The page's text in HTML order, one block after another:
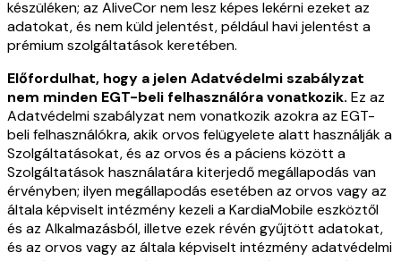
készüléken; az AliveCor nem lesz képes lekérni ezeket az
adatokat, és nem küld jelentést, például havi jelentést a
prémium szolgáltatások keretében.
Előfordulhat, hogy a jelen Adatvédelmi szabályzat
nem minden EGT-beli felhasználóra vonatkozik. Ez az
Adatvédelmi szabályzat nem vonatkozik azokra az EGT-
beli felhasználókra, akik orvos felügyelete alatt használják a
Szolgáltatásokat, és az orvos és a páciens között a
Szolgáltatások használatára kiterjedő megállapodás van
érvényben; ilyen megállapodás esetében az orvos vagy az
általa képviselt intézmény kezeli a KardiaMobile eszköztől
és az Alkalmazásból, illetve ezek révén gyűjtött adatokat,
és az orvos vagy az általa képviselt intézmény adatvédelmi